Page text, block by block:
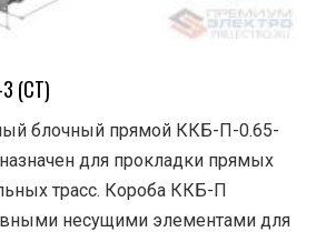
(СТ)
блочный прямой ККБ-П-0.65-
для прокладки прямых
трасс. Короба ККБ-П
несущими элементами для